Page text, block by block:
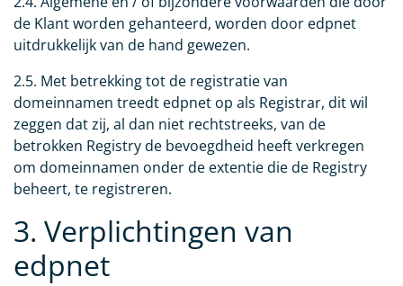
de Klant worden gehanteerd, worden door edpnet
uitdrukkelijk van de hand gewezen.
2.5. Met betrekking tot de registratie van
domeinnamen treedt edpnet op als Registrar, dit wil
zeggen dat zij, al dan niet rechtstreeks, van de
betrokken Registry de bevoegdheid heeft verkregen
om domeinnamen onder de extentie die de Registry
beheert, te registreren.
3. Verplichtingen van
edpnet